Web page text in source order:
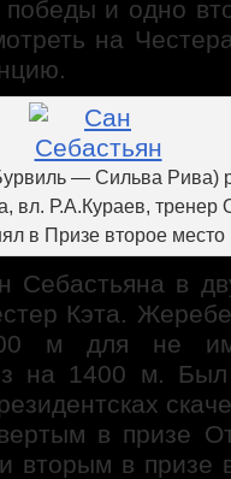
и одно
на
— Сильва Рива)
вл. Р.А.Кураев,
в Призе второе место
Себастьяна в
Кэта.
м для не
на 1400 м. Был
в призе
вторым в призе